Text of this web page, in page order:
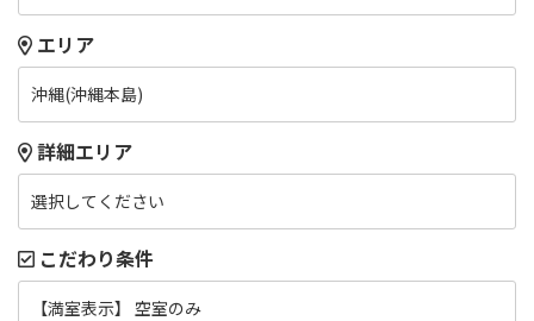
エリア
沖縄(沖縄本島)
詳細エリア
選択してください
こだわり条件
【満室表示】 空室のみ